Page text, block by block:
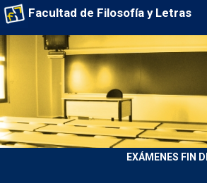
Facultad de Filosofía y Letras
EXÁMENES FIN